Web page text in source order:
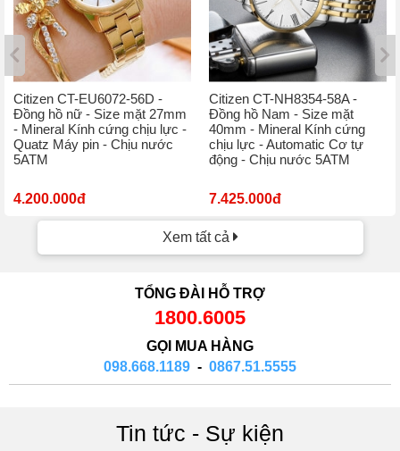
Citizen CT-EU6072-56D -
Đồng hồ nữ - Size mặt 27mm
- Mineral Kính cứng chịu lực -
Quatz Máy pin - Chịu nước
5ATM
4.200.000đ
Citizen CT-NH8354-58A -
Đồng hồ Nam - Size mặt
40mm - Mineral Kính cứng
chịu lực - Automatic Cơ tự
động - Chịu nước 5ATM
7.425.000đ
Xem tất cả
TỔNG ĐÀI HỖ TRỢ
1800.6005
GỌI MUA HÀNG
098.668.1189 - 0867.51.5555
Tin tức - Sự kiện